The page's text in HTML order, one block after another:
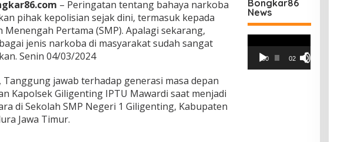
– Peringatan tentang bahaya narkoba
pihak kepolisian sejak dini, termasuk kepada
Menengah Pertama (SMP). Apalagi sekarang,
jenis narkoba di masyarakat sudah sangat
Senin 04/03/2024
Tanggung jawab terhadap generasi masa depan
Kapolsek Giligenting IPTU Mawardi saat menjadi
di Sekolah SMP Negeri 1 Giligenting, Kabupaten
Jawa Timur.
Bongkar86
News
Video
00:00 02:42